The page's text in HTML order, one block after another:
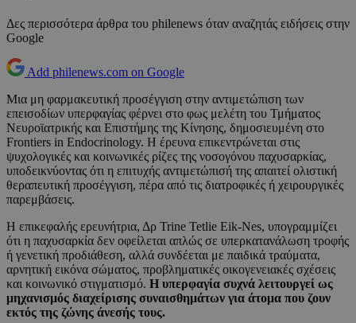
Δες περισσότερα άρθρα του philenews όταν αναζητάς ειδήσεις στην
Google
Add philenews.com on Google
Μια μη φαρμακευτική προσέγγιση στην αντιμετώπιση των
επεισοδίων υπερφαγίας φέρνει στο φως μελέτη του Τμήματος
Νευροϊατρικής και Επιστήμης της Κίνησης, δημοσιευμένη στο
Frontiers in Endocrinology. Η έρευνα επικεντρώνεται στις
ψυχολογικές και κοινωνικές ρίζες της νοσογόνου παχυσαρκίας,
υποδεικνύοντας ότι η επιτυχής αντιμετώπισή της απαιτεί ολιστική
θεραπευτική προσέγγιση, πέρα από τις διατροφικές ή χειρουργικές
παρεμβάσεις.
Η επικεφαλής ερευνήτρια, Δρ Trine Tetlie Eik-Nes, υπογραμμίζει
ότι η παχυσαρκία δεν οφείλεται απλώς σε υπερκατανάλωση τροφής
ή γενετική προδιάθεση, αλλά συνδέεται με παιδικά τραύματα,
αρνητική εικόνα σώματος, προβληματικές οικογενειακές σχέσεις
και κοινωνικό στιγματισμό. Η υπερφαγία συχνά λειτουργεί ως
μηχανισμός διαχείρισης συναισθημάτων για άτομα που ζουν
εκτός της ζώνης άνεσής τους.